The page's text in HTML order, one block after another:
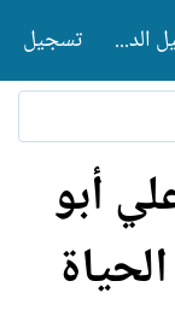
تسجيل الدخول تسجيل
أبو